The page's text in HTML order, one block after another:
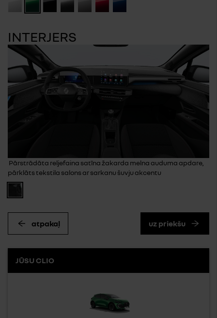
INTERJERS
Pārstrādāta reljefaina satīna žakarda melna auduma apdare,
pārklāts tekstila salons ar sarkanu šuvju akcentu
atpakaļ uz priekšu
JŪSU CLIO